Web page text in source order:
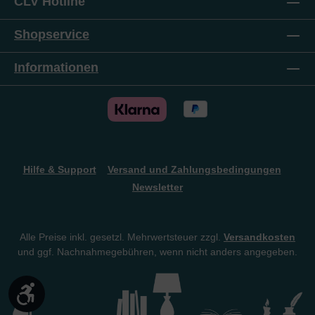
führten den jungen Guru zur Auseinandersetzung
mit seinen mystischen Kenntnissen und Erlebnissen.
Man spürt den tiefen Einblick in die östliche Religion
in dieser packenden Erzählung. Rabi findet den
wahren Sinn für sein Leben. Überdies wird dieses
interessante Buch durch eine treffende
Guru, Karma, Krishna, Mantra, Maya usw.) zu einem
handlichen Kurzlexikon. Ein Buch, spannend bis zur
letzten Seite, das Sie ungern zur Seite legen, wenn
Shopservice
Informationen
Hilfe & Support
Versand und Zahlungsbedingungen
Newsletter
Alle Preise inkl. gesetzl. Mehrwertsteuer zzgl. Versandkosten
und ggf. Nachnahmegebühren, wenn nicht anders angegeben.
Werkzeugleiste anzeigen